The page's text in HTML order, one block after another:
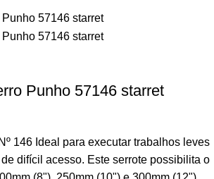
Punho 57146 starret
146 Ideal para executar trabalhos leves
difícil acesso. Este serrote possibilita o